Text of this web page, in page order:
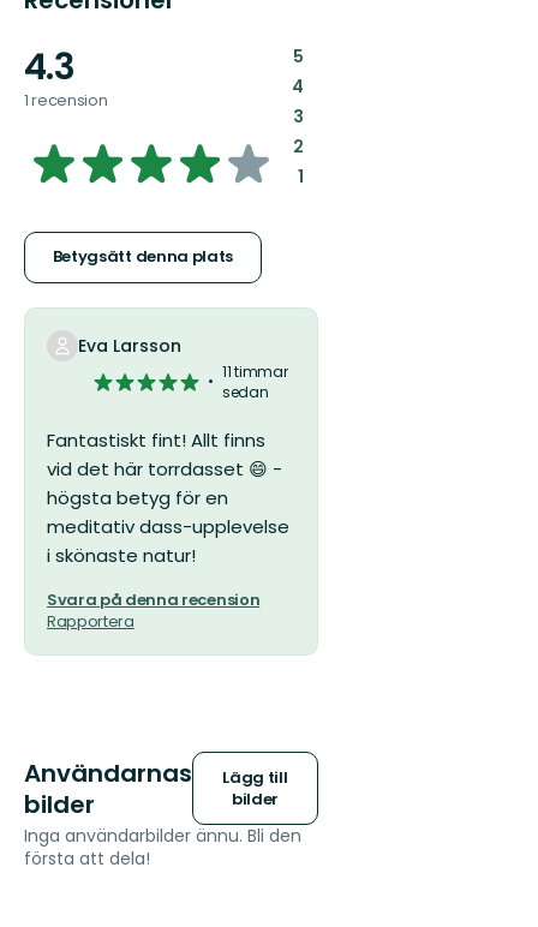
4.3
1 recension
4.254224834680382
5
stjärnor
Betygsätt denna plats
5:
4:
3:
2:
1:
Eva Larsson
5
5
stjärnor
11 timmar
sedan
Fantastiskt fint! Allt finns
vid det här torrdasset 😄 -
högsta betyg för en
meditativ dass-upplevelse
i skönaste natur!
Svara på denna recension
Rapportera
Användarnas
bilder
Lägg till
bilder
Inga användarbilder ännu. Bli den
första att dela!